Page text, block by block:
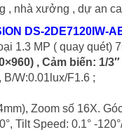
, nhà xưởng , dự an
DS-2DE7120IW-
1.3 MP ( quay quét)
, Cảm biến: 1/
W:0.01lux/F1.6 ;
Zoom số 16X.
Tilt Speed: 0.1° -